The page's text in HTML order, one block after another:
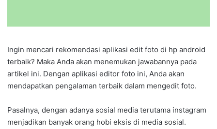
Ingin mencari rekomendasi aplikasi edit foto di hp android
terbaik? Maka Anda akan menemukan jawabannya pada
artikel ini. Dengan aplikasi editor foto ini, Anda akan
mendapatkan pengalaman terbaik dalam mengedit foto.
Pasalnya, dengan adanya sosial media terutama instagram
menjadikan banyak orang hobi eksis di media sosial.